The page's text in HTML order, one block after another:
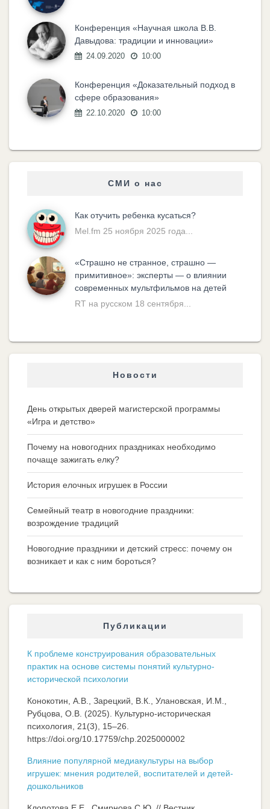
Конференция «Научная школа В.В.
Давыдова: традиции и инновации»
24.09.2020 10:00
Конференция «Доказательный подход в
сфере образования»
22.10.2020 10:00
СМИ о нас
Как отучить ребенка кусаться?
Mel.fm 25 ноября 2025 года...
«Cтрашно не странное, страшно —
примитивное»: эксперты — о влиянии
современных мультфильмов на детей
RT на русском 18 сентября...
Новости
День открытых дверей магистерской программы
«Игра и детство»
Почему на новогодних праздниках необходимо
почаще зажигать елку?
История елочных игрушек в России
Семейный театр в новогодние праздники:
возрождение традиций
Новогодние праздники и детский стресс: почему он
возникает и как с ним бороться?
Публикации
К проблеме конструирования образовательных
практик на основе системы понятий культурно-
исторической психологии
Конокотин, А.В., Зарецкий, В.К., Улановская, И.М.,
Рубцова, О.В. (2025). Культурно-историческая
психология, 21(3), 15–26.
https://doi.org/10.17759/chp.2025000002
Влияние популярной медиакультуры на выбор
игрушек: мнения родителей, воспитателей и детей-
дошкольников